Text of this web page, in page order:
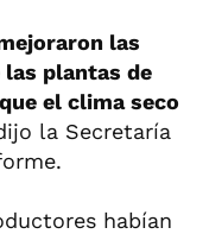
las
plantas de
el clima seco
la Secretaría
habían